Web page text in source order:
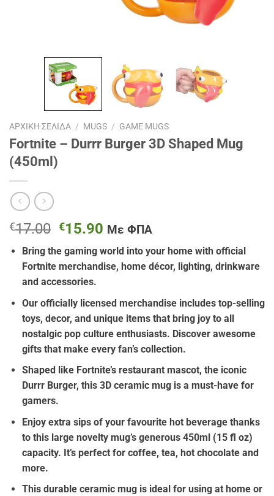
ΑΡΧΙΚΉ ΣΕΛΊΔΑ / MUGS / GAME MUGS
Fortnite – Durrr Burger 3D Shaped Mug
(450ml)
€17.00 Original
price
was:
€17.00.
€15.90 Η
τρέχουσα
τιμή
είναι:
Με ΦΠΑ
Bring the gaming world into your home with official
Fortnite merchandise, home décor, lighting, drinkware
and accessories.
Our officially licensed merchandise includes top-selling
toys, decor, and unique items that bring joy to all
nostalgic pop culture enthusiasts. Discover awesome
gifts that make every fan’s collection.
Shaped like Fortnite’s restaurant mascot, the iconic
Durrr Burger, this 3D ceramic mug is a must-have for
gamers.
Enjoy extra sips of your favourite hot beverage thanks
to this large novelty mug’s generous 450ml (15 fl oz)
capacity. It’s perfect for coffee, tea, hot chocolate and
more.
This durable ceramic mug is ideal for using at home or